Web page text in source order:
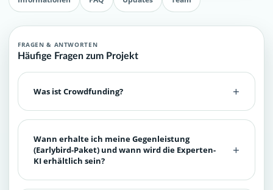
FRAGEN & ANTWORTEN
Häufige Fragen zum Projekt
Was ist Crowdfunding?
Wann erhalte ich meine Gegenleistung
(Earlybird-Paket) und wann wird die Experten-
KI erhältlich sein?